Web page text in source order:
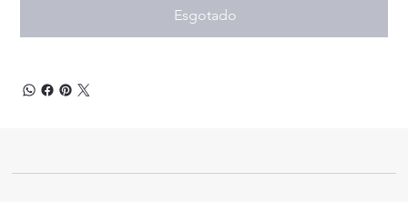
Esgotado